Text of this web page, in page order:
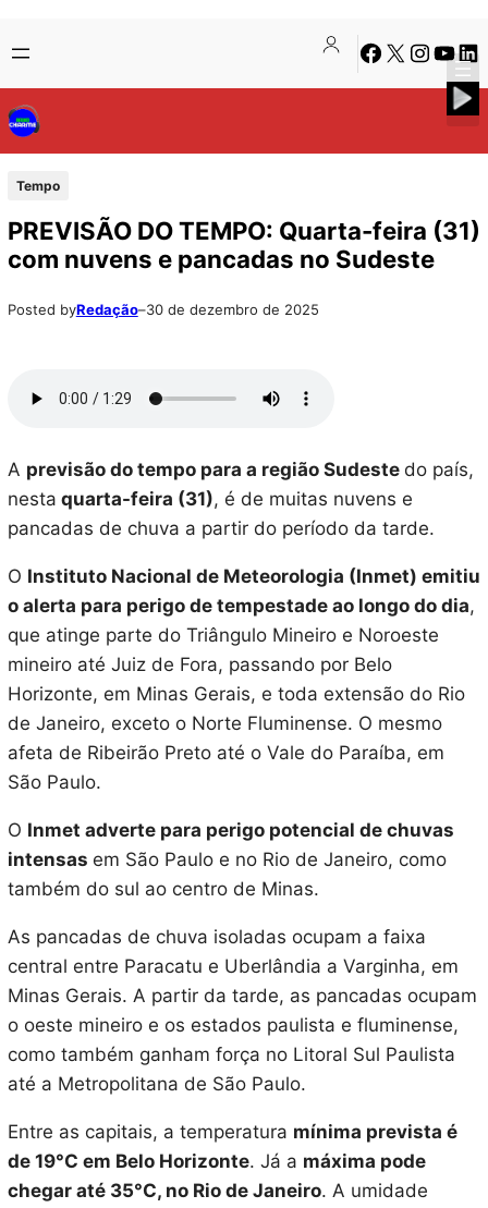
para
o
conteúdo
to
content
Facebook
X Instagram
Tempo
PREVISÃO DO TEMPO: Quarta-feira (31)
com nuvens e pancadas no Sudeste
Posted byRedação–30 de dezembro de 2025
A previsão do tempo para a região Sudeste do país,
nesta quarta-feira (31), é de muitas nuvens e
pancadas de chuva a partir do período da tarde.
O Instituto Nacional de Meteorologia (Inmet) emitiu
o alerta para perigo de tempestade ao longo do dia,
que atinge parte do Triângulo Mineiro e Noroeste
mineiro até Juiz de Fora, passando por Belo
Horizonte, em Minas Gerais, e toda extensão do Rio
de Janeiro, exceto o Norte Fluminense. O mesmo
afeta de Ribeirão Preto até o Vale do Paraíba, em
São Paulo.
O Inmet adverte para perigo potencial de chuvas
intensas em São Paulo e no Rio de Janeiro, como
também do sul ao centro de Minas.
As pancadas de chuva isoladas ocupam a faixa
central entre Paracatu e Uberlândia a Varginha, em
Minas Gerais. A partir da tarde, as pancadas ocupam
o oeste mineiro e os estados paulista e fluminense,
como também ganham força no Litoral Sul Paulista
até a Metropolitana de São Paulo.
Entre as capitais, a temperatura mínima prevista é
de 19°C em Belo Horizonte. Já a máxima pode
chegar até 35°C, no Rio de Janeiro. A umidade